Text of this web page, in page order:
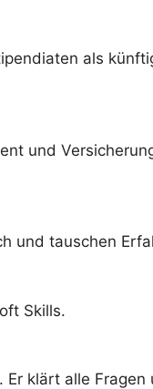
als
und
und tauschen
Skills.
klärt alle